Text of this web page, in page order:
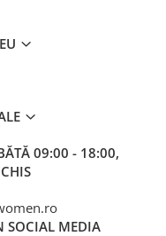
09:00 - 18:00,
SOCIAL MEDIA